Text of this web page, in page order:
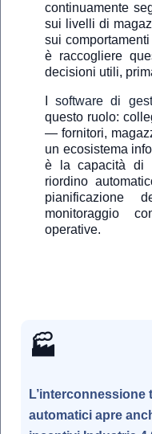
continuamente
sui livelli di
sui
è raccogliere
decisioni utili,
Isoftware di
questo ruolo:
— fornitori,
un ecosistema
è la capacità di
riordino
pianificazione
monitoraggio
operative.
🏭
L’interconnessione
automatici apre